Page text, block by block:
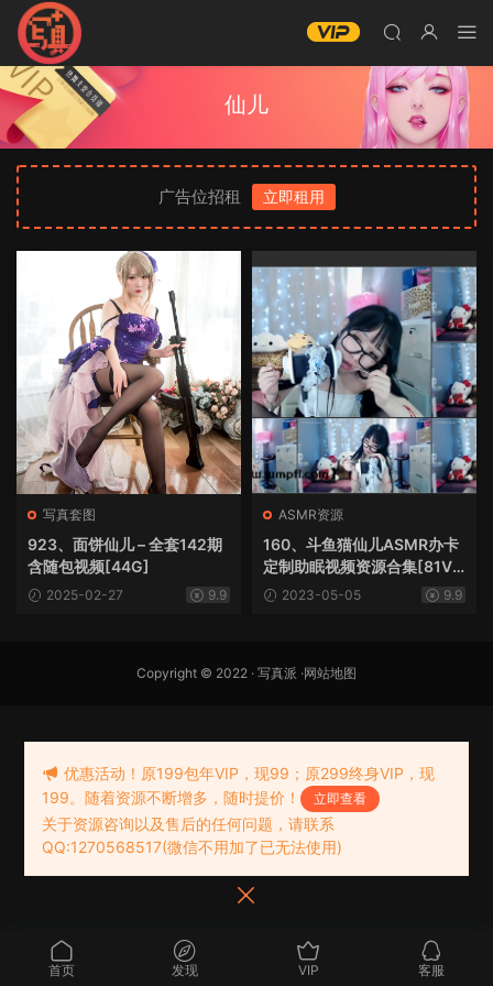
仙儿
广告位招租 立即租用
写真套图
923、面饼仙儿 – 全套142期
含随包视频[44G]
2025-02-27 9.9
ASMR资源
160、斗鱼猫仙儿ASMR办卡
定制助眠视频资源合集[81V1
8.5G]2023-05-05 9.9
Copyright © 2022 · 写真派 ·网站地图
首页 发现 VIP 客服
优惠活动！原199包年VIP，现99；原299终身VIP，现
199。随着资源不断增多，随时提价！
立即查看
关于资源咨询以及售后的任何问题，请联系
QQ:1270568517(微信不用加了已无法使用)